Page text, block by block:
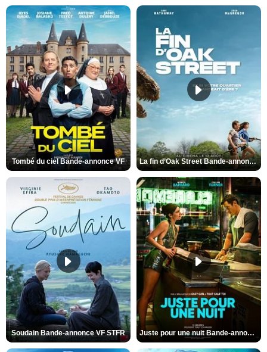
Tombé du ciel Bande-annonce VF La fin d’Oak Street Bande-annonce VO STFR
Soudain Bande-annonce VF STFR Juste pour une nuit Bande-annonce VO STFR